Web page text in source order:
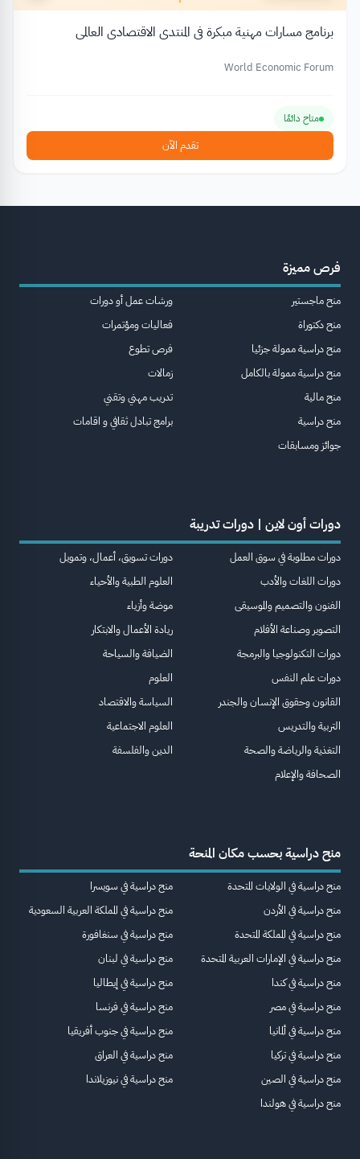
برنامج مسارات مهنية مبكرة في المنتدى الاقتصادي العالمي
World Economic Forum
متاح دائمًا
تقدم الآن
فرص مميزة
منح ماجستير
منح دكتوراة
منح دراسية ممولة جزئيا
منح دراسية ممولة بالكامل
منح مالية
منح دراسية
جوائز ومسابقات
ورشات عمل أو دورات
فعاليات ومؤتمرات
فرص تطوع
زمالات
تدريب مهني وتقني
برامج تبادل ثقافي و اقامات
دورات أون لاين | دورات تدريبة
دورات مطلوبة في سوق العمل
دورات اللغات والأدب
الفنون والتصميم والموسيقى
التصوير وصناعة الأفلام
دورات التكنولوجيا والبرمجة
دورات علم النفس
القانون وحقوق الإنسان والجندر
التربية والتدريس
التغذية والرياضة والصحة
الصحافة والإعلام
دورات تسويق، أعمال، وتمويل
العلوم الطبية والأحياء
موضة وأزياء
ريادة الأعمال والابتكار
الضيافة والسياحة
العلوم
السياسة والاقتصاد
العلوم الاجتماعية
الدين والفلسفة
منح دراسية بحسب مكان المنحة
منح دراسية في الولايات المتحدة
منح دراسية في الأردن
منح دراسية في المملكة المتحدة
منح دراسية في الإمارات العربية المتحدة
منح دراسية في كندا
منح دراسية في مصر
منح دراسية في ألمانيا
منح دراسية في تركيا
منح دراسية في الصين
منح دراسية في هولندا
منح دراسية في سويسرا
منح دراسية في المملكة العربية السعودية
منح دراسية في سنغافورة
منح دراسية في لبنان
منح دراسية في إيطاليا
منح دراسية في فرنسا
منح دراسية في جنوب أفريقيا
منح دراسية في العراق
منح دراسية في نيوزيلاندا